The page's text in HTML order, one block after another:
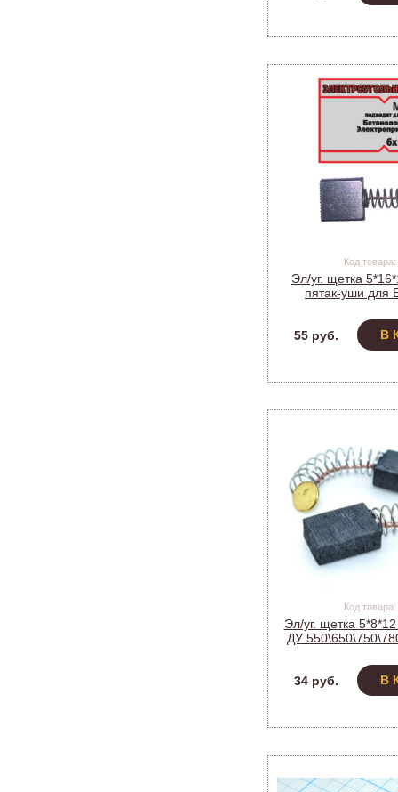
Код
Эл/уг. щетка
пятак-уши для
55 руб.
В
Код
Эл/уг. щетка
ДУ
34 руб.
В